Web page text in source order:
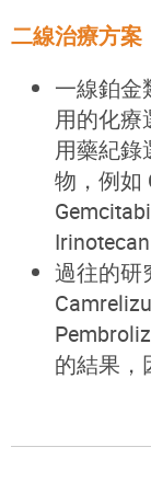
二線治療方案
一線鉑金
用的化療
用藥紀錄
物，例如
Irinotecan
過往的研
的結果，